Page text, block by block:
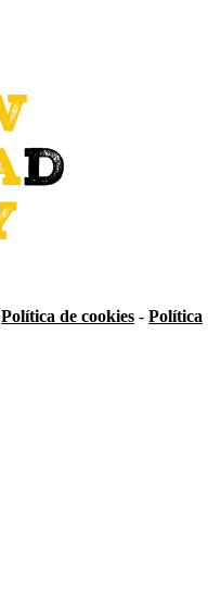
Política de cookies - Política